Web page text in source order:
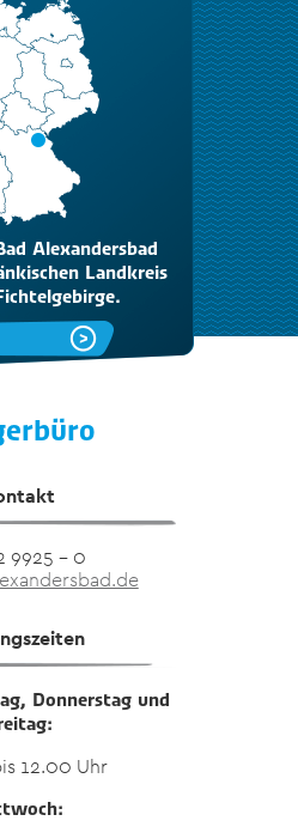
Alexandersbad
Landkreis
9925 – 0
Donnerstag und
12.00 Uhr